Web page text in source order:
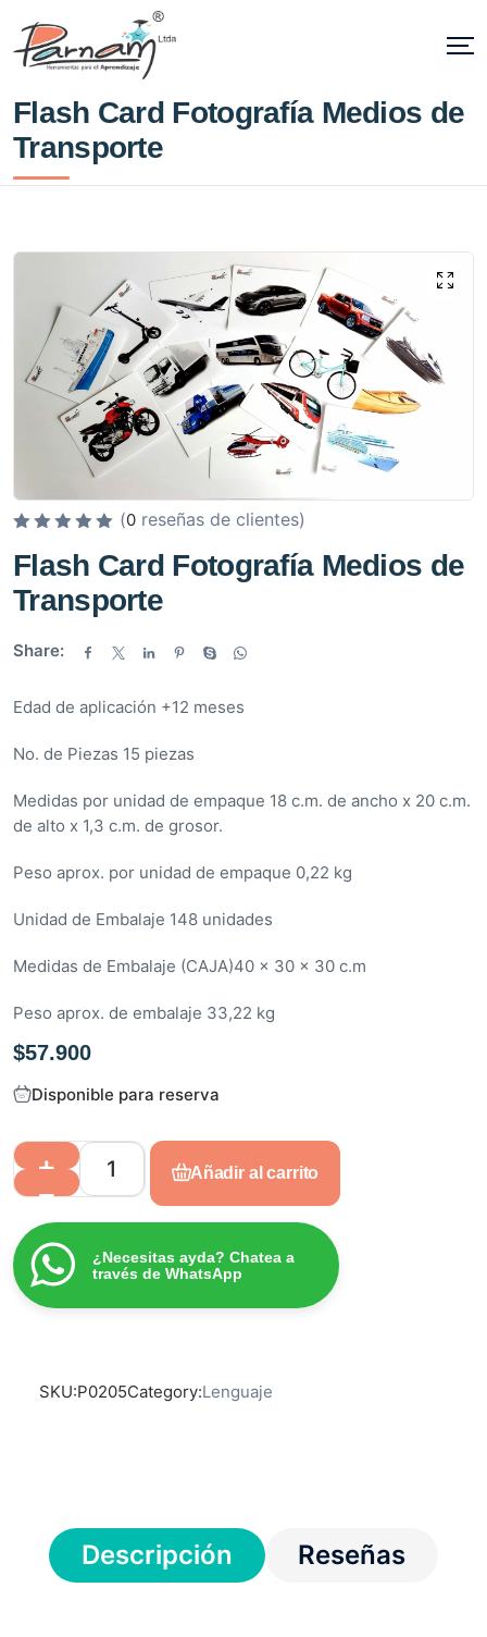
Flash Card Fotografía Medios de
Transporte
a
l
r
d
e
0
d
5
(0 reseñas de clientes)
Flash Card Fotografía Medios de
Transporte
Share:
Edad de aplicación +12 meses
No. de Piezas 15 piezas
Medidas por unidad de empaque 18 c.m. de ancho x 20 c.m.
de alto x 1,3 c.m. de grosor.
Peso aprox. por unidad de empaque 0,22 kg
Unidad de Embalaje 148 unidades
Medidas de Embalaje (CAJA)40 x 30 x 30 c.m
Peso aprox. de embalaje 33,22 kg
$57.900
Disponible para reserva
Añadir al carrito
¿Necesitas ayda? Chatea a
través de WhatsApp
SKU:P0205Category:Lenguaje
Descripción Reseñas